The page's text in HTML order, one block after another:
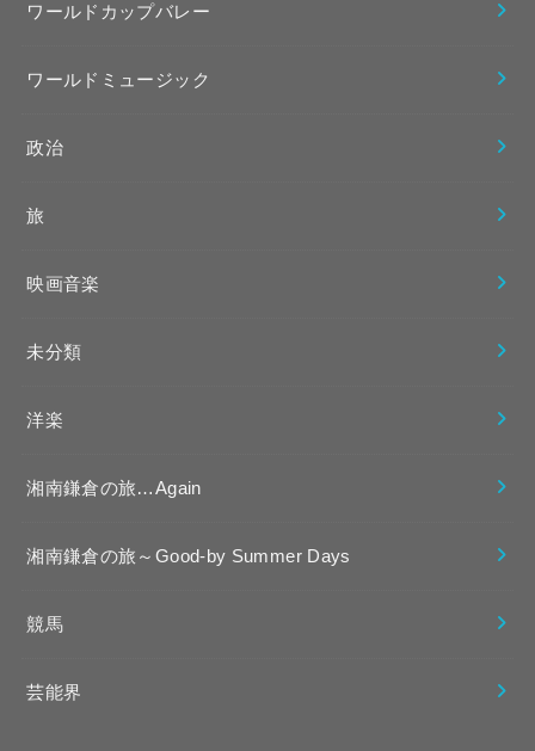
ワールドカップバレー
ワールドミュージック
政治
旅
映画音楽
未分類
洋楽
湘南鎌倉の旅…Again
湘南鎌倉の旅～Good-by Summer Days
競馬
芸能界